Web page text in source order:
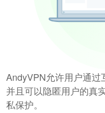
AndyVPN允许用户通过
并且可以隐匿用户的真
私保护。